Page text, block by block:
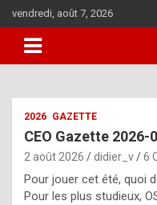
to
content
vendredi, août 7, 2026
2026 GAZETTE
CEO Gazette 2026-
2 août 2026 didier_v 6
Pour jouer cet été, quoi
Pour les plus studieux,